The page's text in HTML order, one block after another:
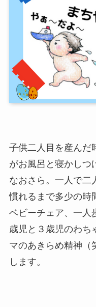
子供二人目を産んだ
がお風呂と寝かしつ
なおさら。一人で二
慣れるまで多少の時
ベビーチェア、一人
歳児と３歳児のわち
マのあきらめ精神（
します。